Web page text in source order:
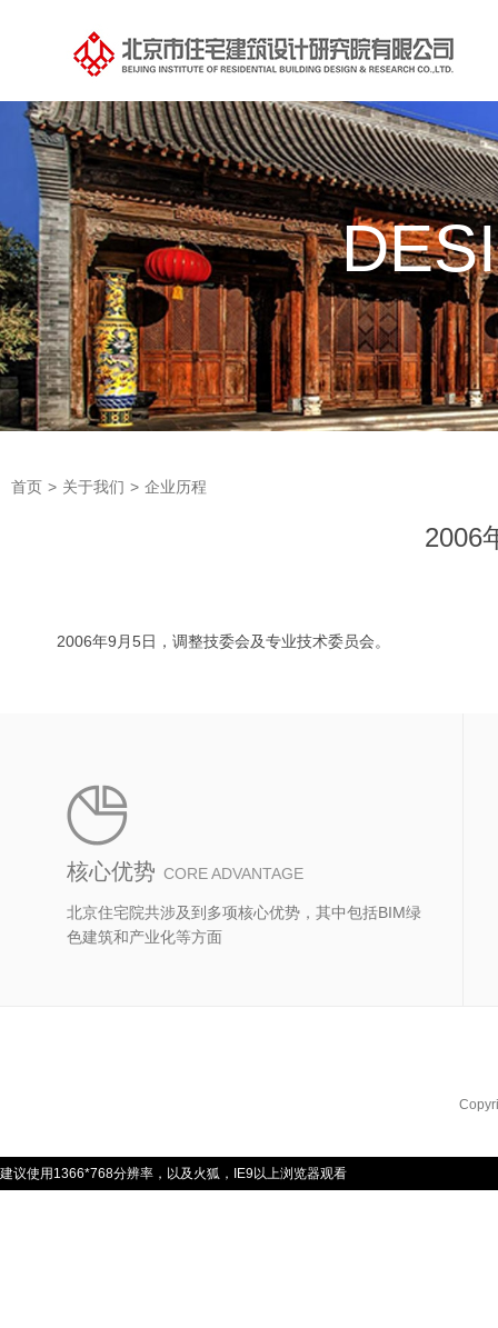
首页 > 关于我们 > 企业历程
2006
2006年9月5日，调整技委会及专业技术委员会。
核心优势 CORE ADVANTAGE
北京住宅院共涉及到多项核心优势，其中包括BIM绿
色建筑和产业化等方面
建议使用1366*768分辨率，以及火狐，IE9以上浏览器观看